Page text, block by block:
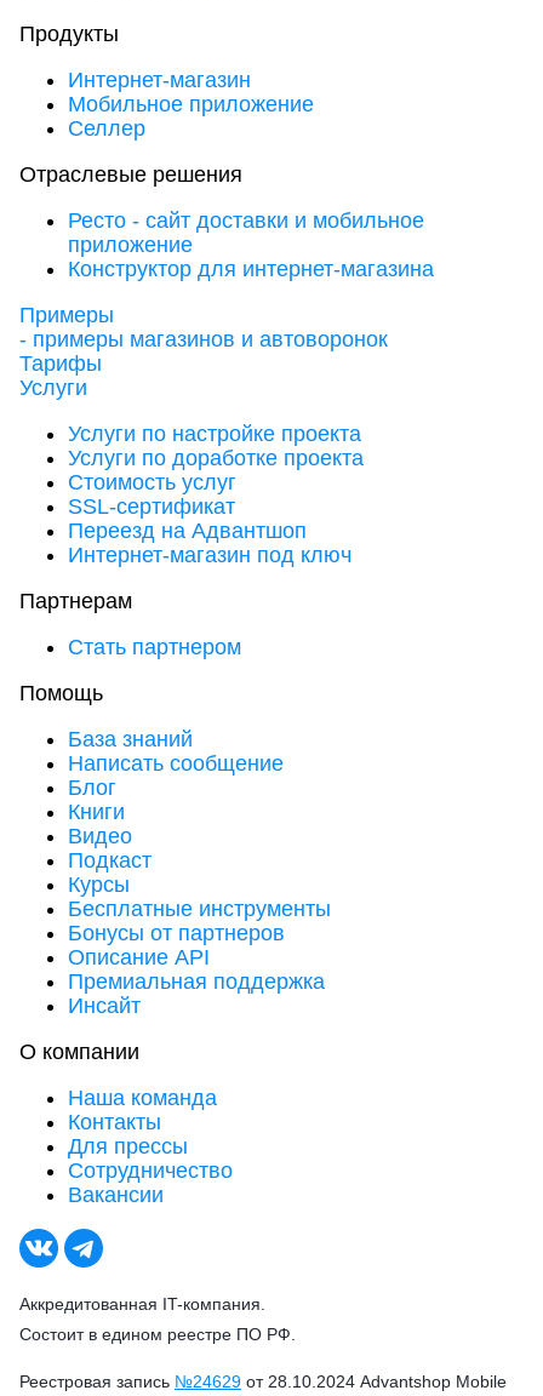
Продукты
Интернет-магазин
Мобильное приложение
Селлер
Отраслевые решения
Ресто - сайт доставки и мобильное
приложение
Конструктор для интернет-магазина
Примеры
- примеры магазинов и автоворонок
Тарифы
Услуги
Услуги по настройке проекта
Услуги по доработке проекта
Стоимость услуг
SSL-сертификат
Переезд на Адвантшоп
Интернет-магазин под ключ
Партнерам
Стать партнером
Помощь
База знаний
Написать сообщение
Блог
Книги
Видео
Подкаст
Курсы
Бесплатные инструменты
Бонусы от партнеров
Описание API
Премиальная поддержка
Инсайт
О компании
Наша команда
Контакты
Для прессы
Сотрудничество
Вакансии
Аккредитованная IT-компания.
Состоит в едином реестре ПО РФ.
Реестровая запись №24629 от 28.10.2024 Advantshop Mobile